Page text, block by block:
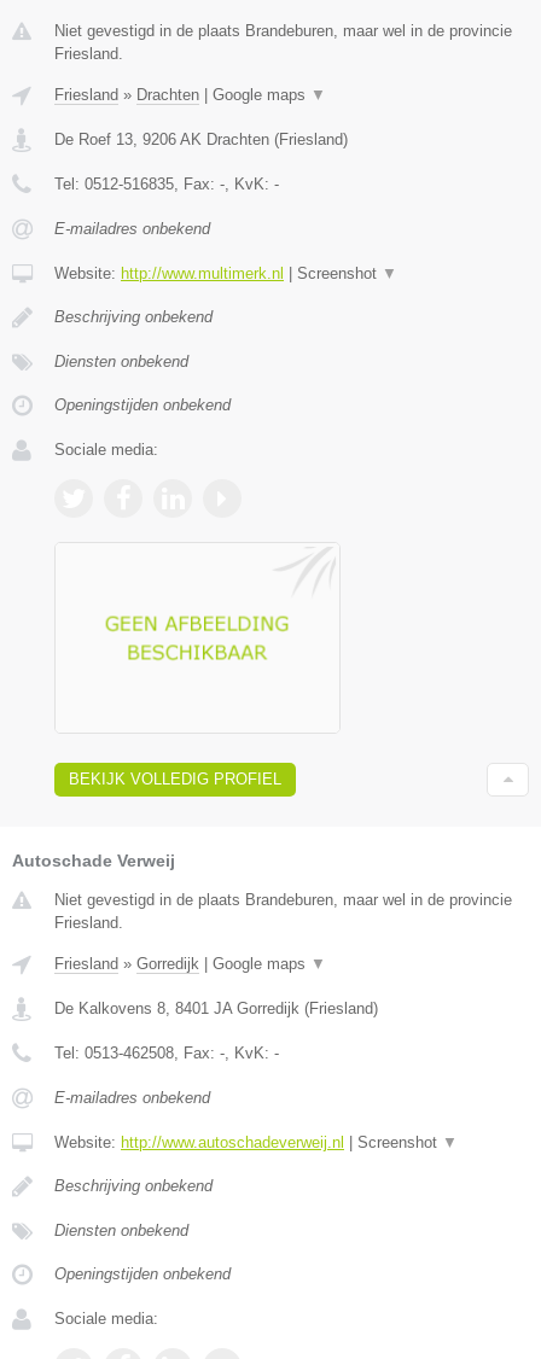
Niet gevestigd in de plaats Brandeburen, maar wel in de provincie
Friesland.
Friesland » Drachten Google maps ▼
De Roef 13, 9206 AK Drachten (Friesland)
Tel: 0512-516835, Fax: -, KvK: -
E-mailadres onbekend
Website: http://www.multimerk.nl Screenshot ▼
Beschrijving onbekend
Diensten onbekend
Openingstijden onbekend
Sociale media:
BEKIJK VOLLEDIG PROFIEL
Autoschade Verweij
Niet gevestigd in de plaats Brandeburen, maar wel in de provincie
Friesland.
Friesland » Gorredijk Google maps ▼
De Kalkovens 8, 8401 JA Gorredijk (Friesland)
Tel: 0513-462508, Fax: -, KvK: -
E-mailadres onbekend
Website: http://www.autoschadeverweij.nl Screenshot ▼
Beschrijving onbekend
Diensten onbekend
Openingstijden onbekend
Sociale media: